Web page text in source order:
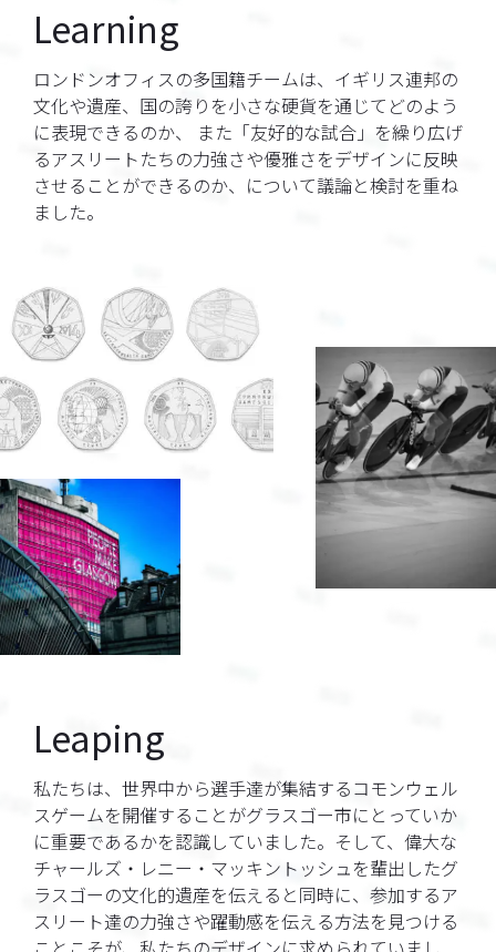
Learning
ロンドンオフィスの多国籍チームは、イギリス連邦の
文化や遺産、国の誇りを小さな硬貨を通じてどのよう
に表現できるのか、 また「友好的な試合」を繰り広げ
るアスリートたちの力強さや優雅さをデザインに反映
させることができるのか、について議論と検討を重ね
ました。
Leaping
私たちは、世界中から選手達が集結するコモンウェル
スゲームを開催することがグラスゴー市にとっていか
に重要であるかを認識していました。そして、偉大な
チャールズ・レニー・マッキントッシュを輩出したグ
ラスゴーの文化的遺産を伝えると同時に、参加するア
スリート達の力強さや躍動感を伝える方法を見つける